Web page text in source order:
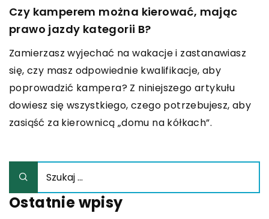
Czy kamperem można kierować, mając
prawo jazdy kategorii B?
Zamierzasz wyjechać na wakacje i zastanawiasz
się, czy masz odpowiednie kwalifikacje, aby
poprowadzić kampera? Z niniejszego artykułu
dowiesz się wszystkiego, czego potrzebujesz, aby
zasiąść za kierownicą „domu na kółkach”.
Ostatnie wpisy